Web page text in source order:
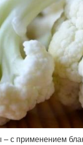
с применением